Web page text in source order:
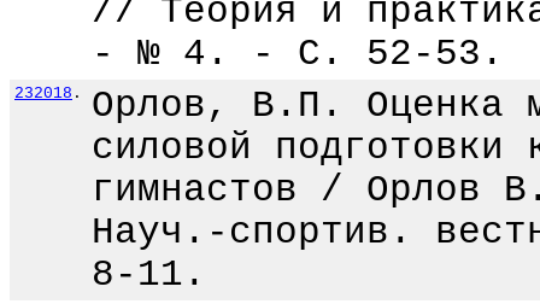
// Теория и
- № 4. - С. 52-53.
232018 .
Орлов, В.П. Оценка
силовой подготовки
гимнастов / Орлов
Науч.-спортив.
8-11.